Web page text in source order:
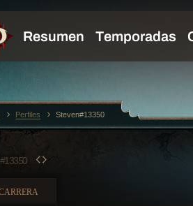
#13350
Perfiles Steven#13350